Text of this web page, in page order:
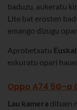
baduzu, aukeratu
Lite bat erosten
emango dizugu
Aprobetxatu
eskuratu opari
Oppo A74 5G-a
Lau kamera dituen